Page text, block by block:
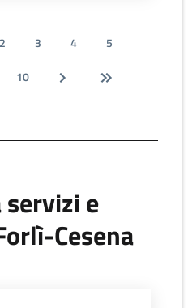
2 3 4
5
10
e
Cesena